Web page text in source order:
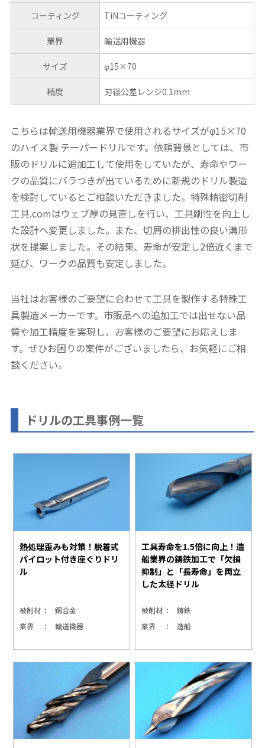
コーティング TiNコーティング
業界 輸送用機器
サイズ φ15×70
精度 刃径公差レンジ0.1mm
こちらは輸送用機器業界で使用されるサイズがφ15×70
のハイス製 テーパードリルです。依頼背景としては、市
販のドリルに追加工して使用をしていたが、寿命やワー
クの品質にバラつきが出ているために新規のドリル製造
を検討しているとご相談いただきました。特殊精密切削
工具.comはウェブ厚の見直しを行い、工具剛性を向上し
た設計へ変更しました。また、切屑の排出性の良い溝形
状を提案しました。その結果、寿命が安定し2倍近くまで
延び、ワークの品質も安定しました。
当社はお客様のご要望に合わせて工具を製作する特殊工
具製造メーカーです。市販品への追加工では出せない品
質や加工精度を実現し、お客様のご要望にお応えしま
す。ぜひお困りの案件がございましたら、お気軽にご相
談ください。
ドリルの工具事例一覧
熱処理歪みも対策！脱着式
パイロット付き座ぐりドリ
ル
被削材
銅合金
業界
輸送機器
工具寿命を1.5倍に向上！造
船業界の鋳鉄加工で「欠損
抑制」と「長寿命」を両立
した太径ドリル
被削材
鋳鉄
業界
造船